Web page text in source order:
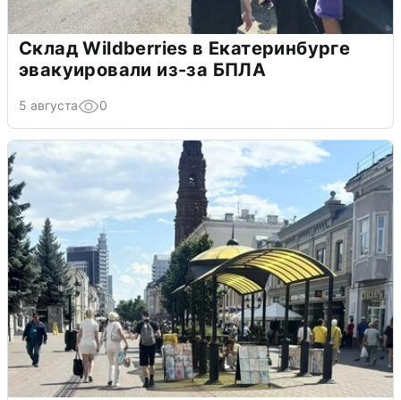
Склад Wildberries в Екатеринбурге
эвакуировали из-за БПЛА
5 августа 0